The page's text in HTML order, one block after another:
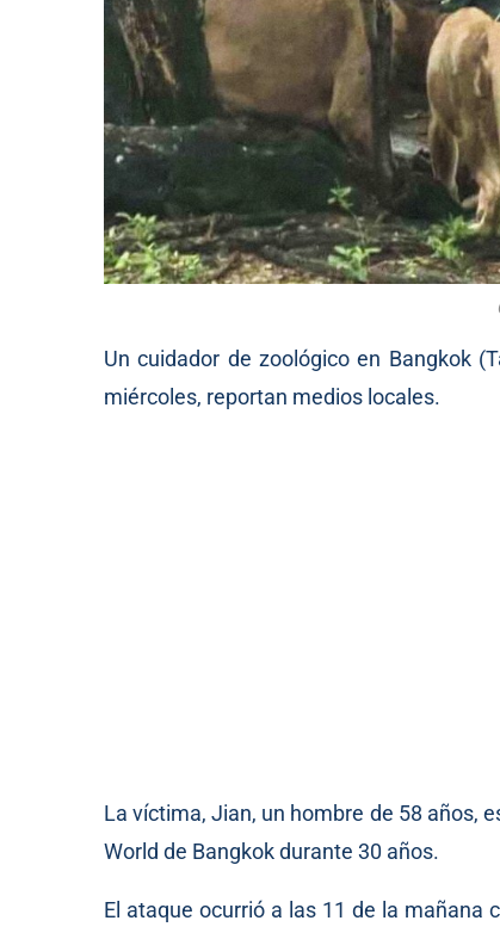
Un cuidador de zoológico en Bangkok
miércoles, reportan medios locales.
La víctima, Jian, un hombre de 58 años,
World de Bangkok durante 30 años.
El ataque ocurrió a las 11 de la mañana